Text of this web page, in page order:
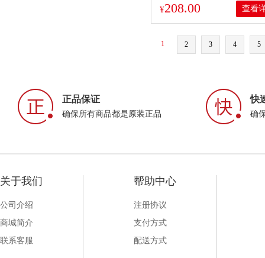
¥208.00 查看
1 2 3 4 5
正品保证
确保所有商品都是原装正品
快
确
关于我们
公司介绍
商城简介
联系客服
帮助中心
注册协议
支付方式
配送方式